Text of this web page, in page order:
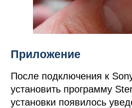
Приложение
После подключения к
установить программу
установки появилось